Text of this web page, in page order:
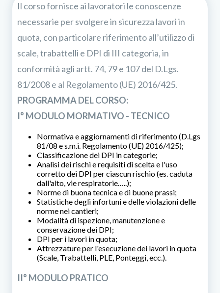
Il corso fornisce ai lavoratori le conoscenze
necessarie per svolgere in sicurezza lavori in
quota, con particolare riferimento all’utilizzo di
scale, trabattelli e DPI di III categoria, in
conformità agli artt. 74, 79 e 107 del D.Lgs.
81/2008 e al Regolamento (UE) 2016/425.
PROGRAMMA DEL CORSO:
I° MODULO MORMATIVO - TECNICO
Normativa e aggiornamenti di riferimento (D.Lgs
81/08 e s.m.i. Regolamento (UE) 2016/425);
Classificazione dei DPI in categorie;
Analisi dei rischi e requisiti di scelta e l'uso
corretto dei DPI per ciascun rischio (es. caduta
dall'alto, vie respiratorie…..);
Norme di buona tecnica e di buone prassi;
Statistiche degli infortuni e delle violazioni delle
norme nei cantieri;
Modalità di ispezione, manutenzione e
conservazione dei DPI;
DPI per i lavori in quota;
Attrezzature per l'esecuzione dei lavori in quota
(Scale, Trabattelli, PLE, Ponteggi, ecc.).
II° MODULO PRATICO